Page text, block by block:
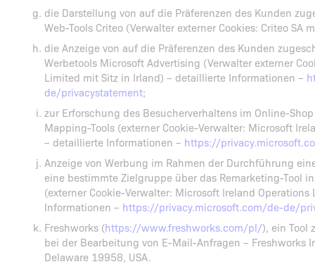
die Darstellung von auf die Präferenzen des Kunden
Web-Tools Criteo (Verwalter externer Cookies: Criteo SA
die Anzeige von auf die Präferenzen des Kunden
Werbetools Microsoft Advertising (Verwalter externer
Limited mit Sitz in Irland) – detaillierte Informationen –
de/privacystatement;
zur Erforschung des Besucherverhaltens im Online-
Mapping-Tools (externer Cookie-Verwalter: Microsoft
– detaillierte Informationen – https://
Anzeige von Werbung im Rahmen der Durchführung
eine bestimmte Zielgruppe über das Remarketing-Tool
(externer Cookie-Verwalter: Microsoft Ireland
Informationen – https://privacy.microsoft.com/de-de/
Freshworks (https://www.freshworks.com/pl/), ein Tool
bei der Bearbeitung von E-Mail-Anfragen – Freshworks
Delaware 19958, USA.